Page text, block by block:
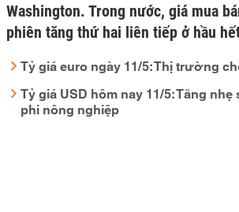
Washington. Trong nước, giá mua
phiên tăng thứ hai liên tiếp ở hầu
Tỷ giá euro ngày 11/5: Thị trường
Tỷ giá USD hôm nay 11/5: Tăng
phi nông nghiệp